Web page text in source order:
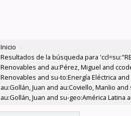
Inicio ›
Resultados de la búsqueda para
Renovables and au:Pérez, Miguel and
Renovables and su-to:Energía Eléctrica
au:Gollán, Juan and au:Coviello, Manlio
au:Gollán, Juan and su-geo:América Latina